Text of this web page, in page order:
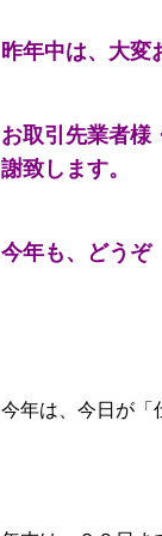
昨年中は、大変
お取引先業者様
謝致します。
今年も、どうぞ
今年は、今日が「